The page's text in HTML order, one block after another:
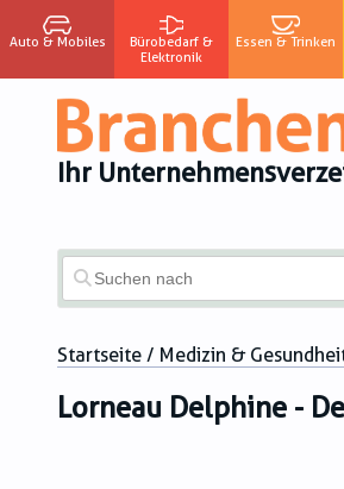
Auto & Mobiles
Bürobedarf &
Elektronik
Essen & Trinken
Ihr
Startseite / Medizin &
Lorneau Delphine -